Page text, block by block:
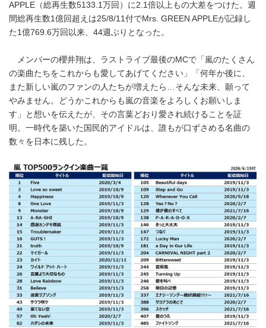
APPLE（総再生数5133.1万回）に2.1倍以上もの大差をつけた。週
間総再生数1億回超えは25/8/11付でMrs. GREEN APPLEが記録し
た1億769.6万回以来、44週ぶりとなった。
メンバーの櫻井翔は、ラストライブ最後のMCで「嵐のたくさん
の楽曲たちをこれからも愛してあげてください」「何年か後に、
また新しい嵐のファンの人たちが増えたら…そんな未来、願って
やみません。どうかこれからも嵐の音楽をよろしくお願いしま
す」と想いを伝えたが、その言葉どおり愛され続けることを証
明。一時代を築いた国民的アイドルは、誰もが口ずさめる名曲の
数々を日本に残した。